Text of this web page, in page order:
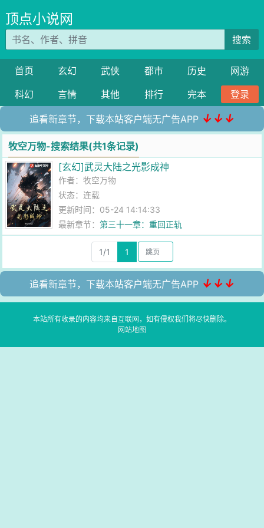
顶点小说网
搜索
首页 玄幻 武侠 都市 历史
网游
科幻
言情 其他 排行 完本 登录
追看新章节，下载本站客户端无广告APP ↓↓↓
牧空万物-搜索结果(共1条记录)
[玄幻]武灵大陆之光影成神
作者：牧空万物
状态：连载
更新时间：05-24 14:14:33
最新章节：第三十一章：重回正轨
1/1 1
追看新章节，下载本站客户端无广告APP ↓↓↓
本站所有收录的内容均来自互联网，如有侵权我们将尽快删除。
网站地图